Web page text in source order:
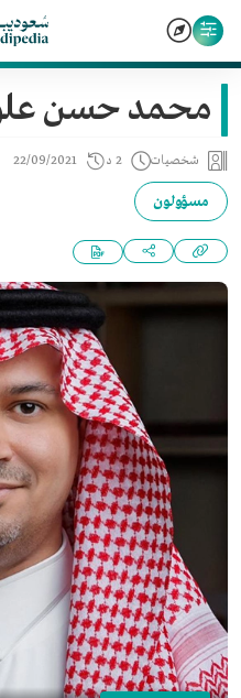
محمد حسن
شخصيات 2 د 22/09/2021
مسؤولون